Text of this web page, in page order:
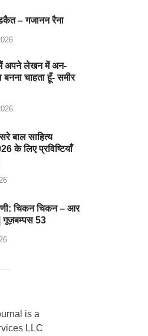
– गजानन रैना
अपने लेखन में अन-
बनना चाहता हूँ- समीर
बाल साहित्य
के लिए प्रविष्टियाँ
चिकन चिकन – आर
गूज़बम्पस 53
is a
LLC